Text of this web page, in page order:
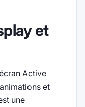
et
Active
et
une